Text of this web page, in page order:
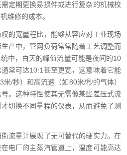
定期更换易损件或进行复杂的机械校
维修的成本。
的宽量程比，能够从容应对工业现场
产中，管网负荷常常随着工艺调整而
中，白天的峰值流量可能是夜间的10
常可达10:1甚至更宽，这意味着它能
/秒）和高流速（如80米/秒的气体）
。这种特性使其无需像某些差压式流
切换不同量程的仪表，从而避免了测
流量计展现了无可替代的硬实力。在
电厂的主蒸汽管道上，温度可能高达